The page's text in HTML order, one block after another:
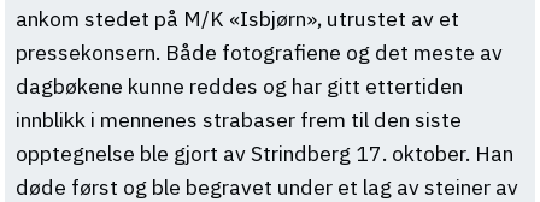
ankom stedet på M/K «Isbjørn», utrustet av et
pressekonsern. Både fotografiene og det meste av
dagbøkene kunne reddes og har gitt ettertiden
innblikk i mennenes strabaser frem til den siste
opptegnelse ble gjort av Strindberg 17. oktober. Han
døde først og ble begravet under et lag av steiner av